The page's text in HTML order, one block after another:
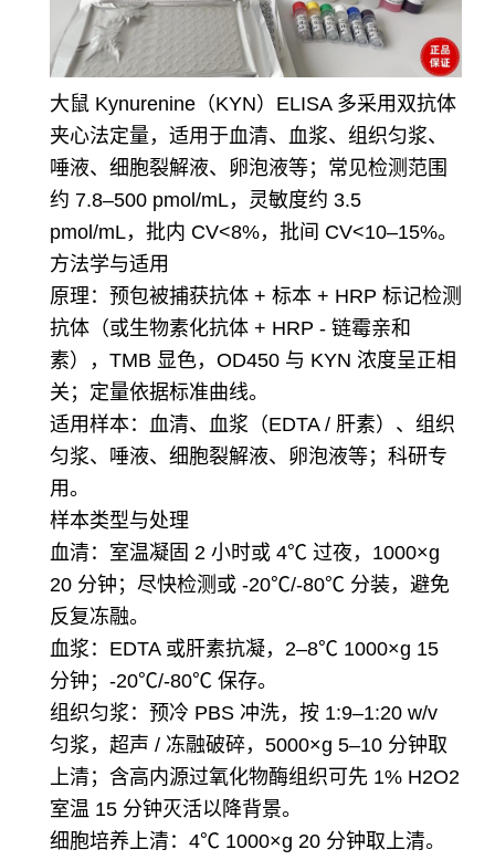
大鼠 Kynurenine（KYN）ELISA 多采用双抗体
夹心法定量，适用于血清、血浆、组织匀浆、
唾液、细胞裂解液、卵泡液等；常见检测范围
约 7.8–500 pmol/mL，灵敏度约 3.5
pmol/mL，批内 CV<8%，批间 CV<10–15%。
方法学与适用
原理：预包被捕获抗体 + 标本 + HRP 标记检测
抗体（或生物素化抗体 + HRP - 链霉亲和
素），TMB 显色，OD450 与 KYN 浓度呈正相
关；定量依据标准曲线。
适用样本：血清、血浆（EDTA / 肝素）、组织
匀浆、唾液、细胞裂解液、卵泡液等；科研专
用。
样本类型与处理
血清：室温凝固 2 小时或 4℃ 过夜，1000×g
20 分钟；尽快检测或 -20℃/-80℃ 分装，避免
反复冻融。
血浆：EDTA 或肝素抗凝，2–8℃ 1000×g 15
分钟；-20℃/-80℃ 保存。
组织匀浆：预冷 PBS 冲洗，按 1:9–1:20 w/v
匀浆，超声 / 冻融破碎，5000×g 5–10 分钟取
上清；含高内源过氧化物酶组织可先 1% H2O2
室温 15 分钟灭活以降背景。
细胞培养上清：4℃ 1000×g 20 分钟取上清。